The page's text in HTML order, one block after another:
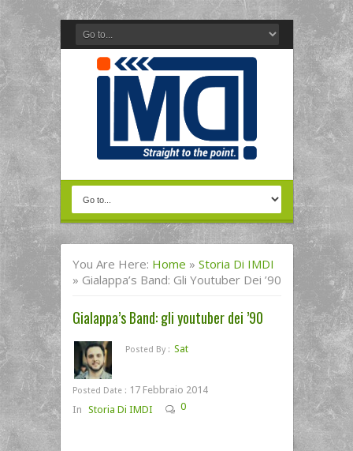
You Are Here: Home » Storia Di IMDI
» Gialappa’s Band: Gli Youtuber Dei ’90
Gialappa’s Band: gli youtuber dei ’90
Posted By : Sat
Posted Date : 17 Febbraio 2014
In Storia Di IMDI 0